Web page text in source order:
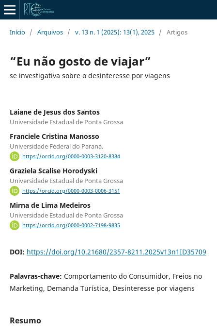
Início / Arquivos / v. 13 n. 1 (2025): 13(1), 2025 / Artigos
“Eu não gosto de viajar”
se investigativa sobre o desinteresse por viagens
Laiane de Jesus dos Santos
Universidade Estadual de Ponta Grossa
Franciele Cristina Manosso
Universidade Federal do Paraná.
https://orcid.org/0000-0003-3120-8384
Graziela Scalise Horodyski
Universidade Estadual de Ponta Grossa
https://orcid.org/0000-0003-0006-3151
Mirna de Lima Medeiros
Universidade Estadual de Ponta Grossa
https://orcid.org/0000-0002-7198-9835
DOI: https://doi.org/10.21680/2357-8211.2025v13n1ID35709
Palavras-chave: Comportamento do Consumidor, Freios no
Marketing, Demanda Turística, Desinteresse por viagens
Resumo